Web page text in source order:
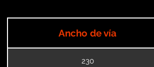
Ancho de vía
230